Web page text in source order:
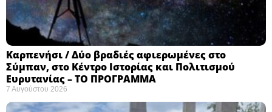
Καρπενήσι / Δύο βραδιές αφιερωμένες στο
Σύμπαν, στο Κέντρο Ιστορίας και Πολιτισμού
Ευρυτανίας – ΤΟ ΠΡΟΓΡΑΜΜΑ
7 Αυγούστου 2026